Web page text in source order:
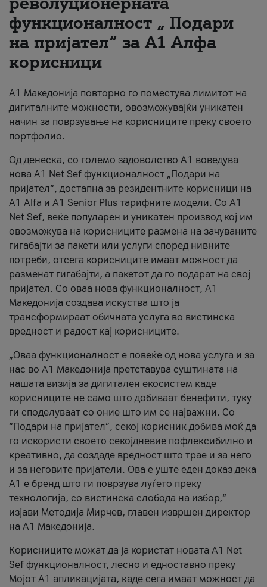
За нас
#ПодобарОнлајн
функционалност „ Подари
на пријател“ за А1 Алфа
корисници
А1 Македонија повторно го поместува лимитот на
дигиталните можности, овозможувајќи уникатен
начин за поврзување на корисниците преку своето
портфолио.
Од денеска, со големо задоволство А1 воведува
нова A1 Net Sef функционалност „Подари на
пријател“, достапна за резидентните корисници на
А1 Alfa и A1 Senior Plus тарифните модели. Со A1
Net Sef, веќе популарен и уникатен производ кој им
овозможува на корисниците размена на зачуваните
гигабајти за пакети или услуги според нивните
потреби, отсега корисниците имаат можност да
разменат гигабајти, а пакетот да го подарат на свој
пријател. Со оваа нова функционалност, А1
Македонија создава искуства што ја
трансформираат обичната услуга во вистинска
вредност и радост кај корисниците.
„Оваа функционалност е повеќе од нова услуга и за
нас во А1 Македонија претставува суштината на
нашата визија за дигитален екосистем каде
корисниците не само што добиваат бенефити, туку
ги споделуваат со оние што им се најважни. Со
“Подари на пријател”, секој корисник добива моќ да
го искористи своето секојдневие пофлексибилно и
креативно, да создаде вредност што трае и за него
и за неговите пријатели. Ова е уште еден доказ дека
А1 е бренд што ги поврзува луѓето преку
технологија, со вистинска слобода на избор,“
изјави Методија Мирчев, главен извршен директор
на А1 Македонија.
Корисниците можат да ја користат новата А1 Net
Sef функционалност, лесно и едноставно преку
Мојот А1 апликацијата, каде сега имаат можност да